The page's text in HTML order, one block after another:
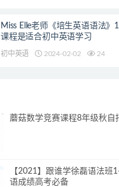
Miss Elle老师《培生英语语法》
课程是适合初中英语学习
初中英语 2024-02-02 24
蘑菇数学竞赛课程8年级秋自
【2021】跟谁学徐磊语法班
语成绩高考必备